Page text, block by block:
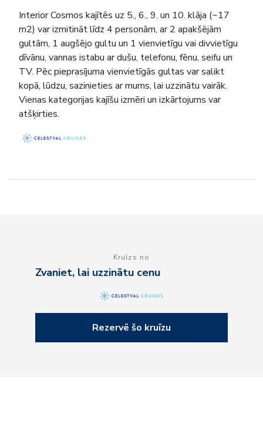
Interior Cosmos kajītēs uz 5., 6., 9. un 10. klāja (~17
m2) var izmitināt līdz 4 personām, ar 2 apakšējām
gultām, 1 augšējo gultu un 1 vienvietīgu vai divvietīgu
dīvānu, vannas istabu ar dušu, telefonu, fēnu, seifu un
TV. Pēc pieprasījuma vienvietīgās gultas var salikt
kopā, lūdzu, sazinieties ar mums, lai uzzinātu vairāk.
Vienas kategorijas kajīšu izmēri un izkārtojums var
atšķirties.
Kruīzs no
Zvaniet, lai uzzinātu cenu
Rezervē šo kruīzu